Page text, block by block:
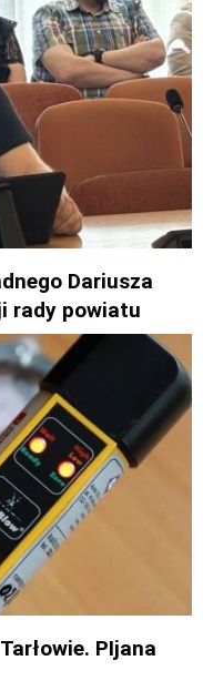
Dariusza
rady powiatu
PIjana